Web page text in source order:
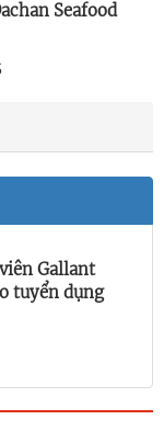
Seafood
Gallant
tuyển dụng